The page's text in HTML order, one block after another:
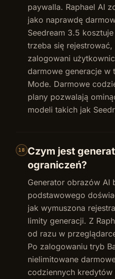
paywalla. Raphael AI
jako naprawdę
Seedream 3.5
trzeba się
zalogowani
darmowe generacje w
Mode. Darmowe
plany pozwalają
modeli takich jak
18
Czym jest
ograniczeń?
Generator obrazów AI
podstawowego
jak wymuszona
limity generacji. Z
od razu w
Po zalogowaniu tryb
nielimitowane
codziennych kredytów